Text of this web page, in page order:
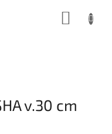
v.30 cm